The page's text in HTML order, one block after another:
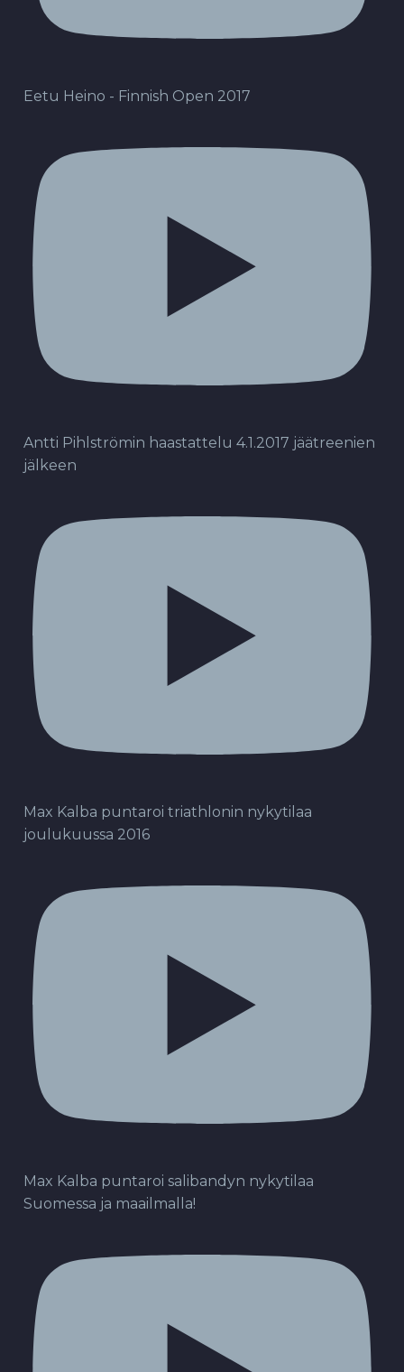
Eetu Heino - Finnish Open 2017
Antti Pihlströmin haastattelu 4.1.2017 jäätreenien
jälkeen
Max Kalba puntaroi triathlonin nykytilaa
joulukuussa 2016
Max Kalba puntaroi salibandyn nykytilaa
Suomessa ja maailmalla!